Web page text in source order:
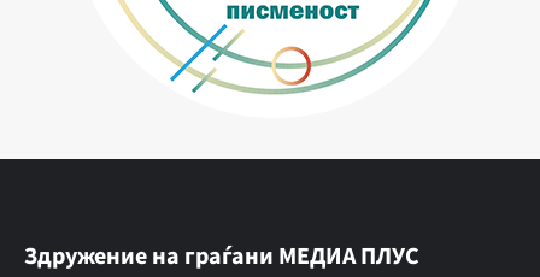
Здружение на граѓани МЕДИА ПЛУС